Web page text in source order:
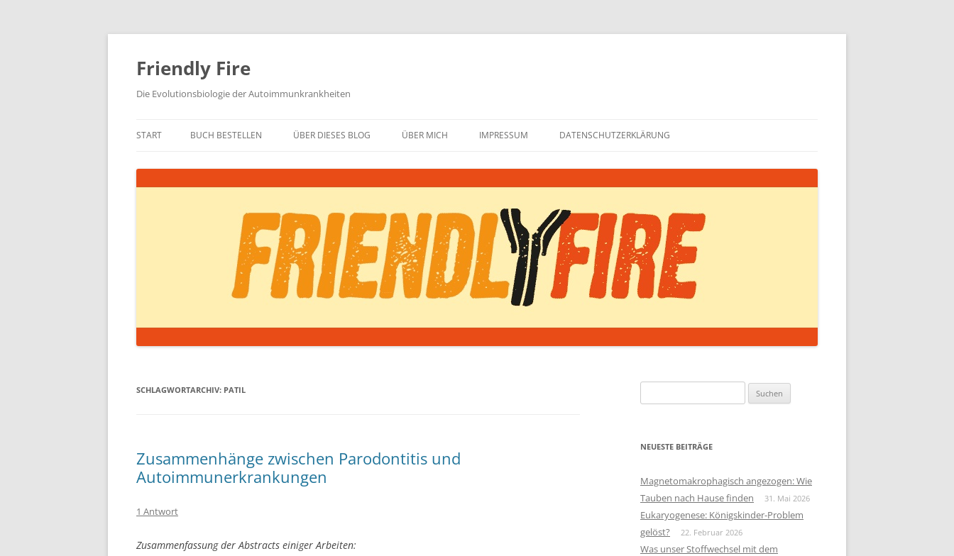
Zum
springen
Friendly Fire
Die Evolutionsbiologie der Autoimmunkrankheiten
START BUCH BESTELLEN ÜBER DIESES BLOG ÜBER MICH IMPRESSUM DATENSCHUTZERKLÄRUNG
SCHLAGWORTARCHIV: PATIL
Zusammenhänge zwischen Parodontitis und
Autoimmunerkrankungen
1 Antwort
Zusammenfassung der Abstracts einiger Arbeiten:
nach:
NEUESTE BEITRÄGE
Magnetomakrophagisch angezogen: Wie
Tauben nach Hause finden
31. Mai 2026
Eukaryogenese: Königskinder-Problem
gelöst?
22. Februar 2026
Was unser Stoffwechsel mit dem